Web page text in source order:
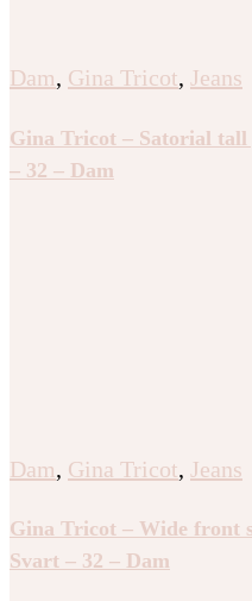
Dam, Gina Tricot, Jeans
Gina Tricot – Satorial tall
– 32 – Dam
Dam, Gina Tricot, Jeans
Gina Tricot – Wide front
Svart – 32 – Dam